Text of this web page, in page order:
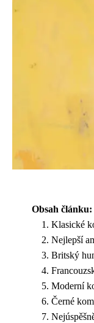
Obsah článku:
Klasické
Nejlepší
Britský
Moderní
Černé